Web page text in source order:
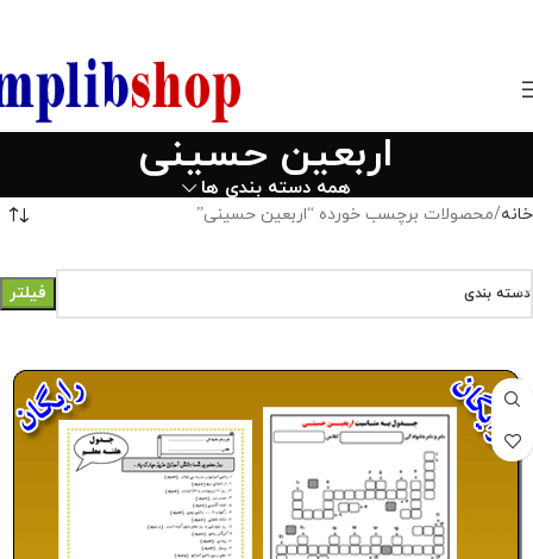
اربعین حسینی
همه دسته بندی ها
خانه محصولات برچسب خورده “اربعین حسینی”
دسته بندی فیلتر